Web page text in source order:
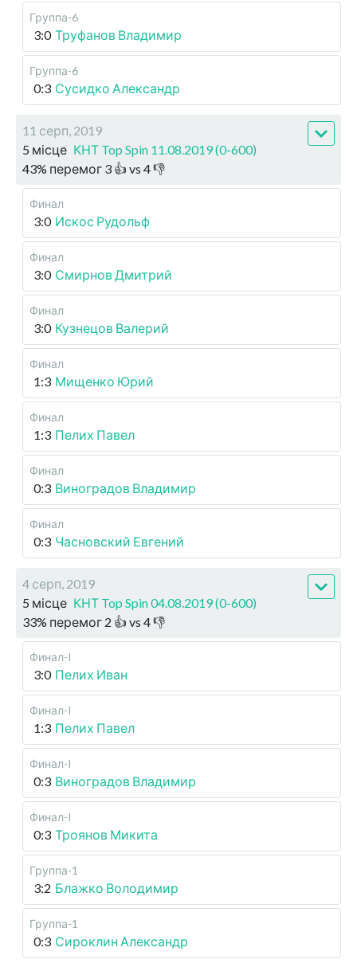
Группа-6
3:0 Труфанов Владимир
Группа-6
0:3 Сусидко Александр
11 серп, 2019
5 місце КНТ Top Spin 11.08.2019 (0-600)
43% перемог 3 👍 vs 4👎
Финал
3:0 Искос Рудольф
Финал
3:0 Смирнов Дмитрий
Финал
3:0 Кузнецов Валерий
Финал
1:3 Мищенко Юрий
Финал
1:3 Пелих Павел
Финал
0:3 Виноградов Владимир
Финал
0:3 Часновский Евгений
4 серп, 2019
5 місце КНТ Top Spin 04.08.2019 (0-600)
33% перемог 2 👍 vs 4👎
Финал-I
3:0 Пелих Иван
Финал-I
1:3 Пелих Павел
Финал-I
0:3 Виноградов Владимир
Финал-I
0:3 Троянов Микита
Группа-1
3:2 Блажко Володимир
Группа-1
0:3 Сироклин Александр